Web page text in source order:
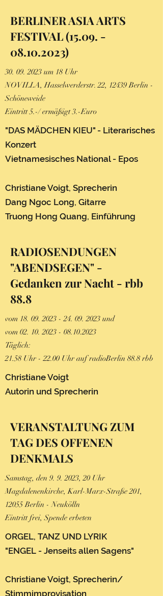
BERLINER ASIA ARTS
FESTIVAL(15.09. -
08.10.2023)
30. 09. 2023 um 18 Uhr
NOVILLA, Hasselwerderstr. 22, 12439 Berlin -
Schöneweide
Eintritt 5.-/ ermäßigt 3.-Euro
"DAS MÄDCHEN KIEU" - Literarisches
Konzert
Vietnamesisches National - Epos
Christiane Voigt, Sprecherin
Dang Ngoc Long, Gitarre
Truong Hong Quang, Einführung
RADIOSENDUNGEN
"ABENDSEGEN" -
Gedanken zur Nacht - rbb
88.8
vom 18. 09. 2023 - 24. 09. 2023 und
vom 02. 10. 2023 - 08.10.2023
Täglich:
21.58 Uhr - 22.00 Uhr auf radioBerlin 88.8 rbb
Christiane Voigt
Autorin und Sprecherin
VERANSTALTUNG ZUM
TAG DES OFFENEN
DENKMALS
Samstag, den 9. 9. 2023, 20 Uhr
Magdalenenkirche, Karl-Marx-Straße 201,
12055 Berlin - Neukölln
Eintritt frei, Spende erbeten
ORGEL, TANZ UND LYRIK
"ENGEL - Jenseits allen Sagens"
Christiane Voigt, Sprecherin/
Stimmimprovisation